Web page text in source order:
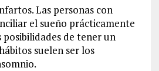
Las personas con
el sueño prácticamente
de tener un
suelen ser los